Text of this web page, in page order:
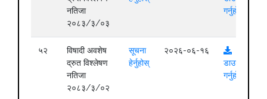
नतिजा
२०८३/३/०३
गर्नुहोस्
५२
विषादी अवशेष
द्रुत विश्लेषण
नतिजा
२०८३/३/०२
सूचना
हेर्नुहोस्
२०२६-०६-१६
डाउनलोड
गर्नुहोस्